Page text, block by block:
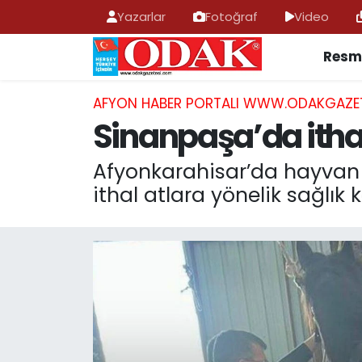
Yazarlar Fotoğraf Video
AFYON HABER PORTALI
Sinanpaşa’da
Afyonkarahisar’da
ithal atlara yönelik sağlık
AFYONKARAHİSAR HABERLERİ
Resmi İlan
ASAYİŞ
GÜNCEL
MAGAZİN
SAĞLIK
Nöbetçi Eczaneler
Hava Durumu
Trafik Durumu
Süper Lig Puan Durumu ve Fikstür
Son Dakika Haberleri
Haber Arşivi